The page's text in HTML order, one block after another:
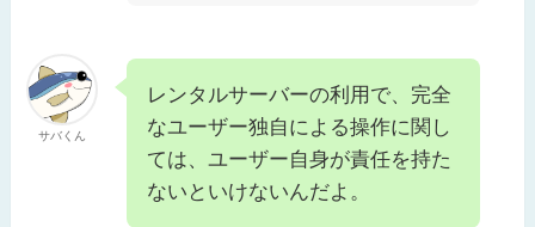
サバくん
レンタルサーバーの利用で、完全
なユーザー独自による操作に関し
ては、ユーザー自身が責任を持た
ないといけないんだよ。